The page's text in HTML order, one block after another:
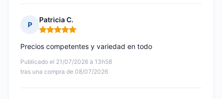
P
Patricia C.
Nota: 5 de 5
Publicado el 21/07/2026 à 13h58
tras una compra de 08/07/2026
Precios competentes y variedad en todo